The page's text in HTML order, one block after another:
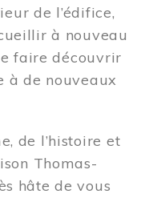
de l’édifice,
à nouveau
faire découvrir
à de nouveaux
de l’histoire et
Thomas-
hâte de vous